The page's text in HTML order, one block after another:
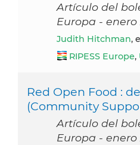
Artículo del
Europa - enero
Judith Hitchman,
RIPESS Europe,
Red Open Food : de
(Community
Artículo del
Europa - enero